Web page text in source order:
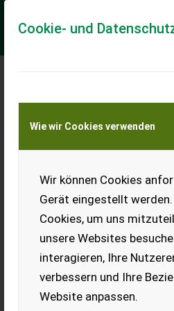
Cookie- und
Wie wir Cookies verwenden
Wir können Cookies
Gerät eingestellt
Cookies, um uns
unsere Websites
interagieren, Ihre
verbessern und Ihre
Website anpassen.
Meine
Transport von Land-
KEINE
Fliegl Staplergabel
BULLA Landtechnik
(80x40 mm) +
robuste Bauweise + mit fünf
EUR 1.240 inkl. 20 % MwSt.